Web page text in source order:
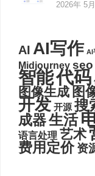
2026年 5
AI AI写作 AI
Midjourney seo
智能代码
图像生成 图
开发 开源 搜
成器生活
语言处理 艺术
费用定价 资